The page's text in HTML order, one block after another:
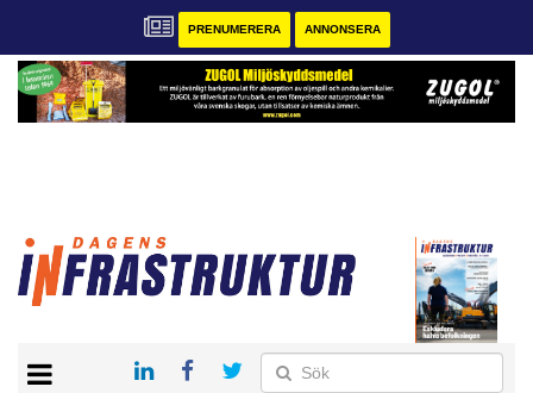
PRENUMERERA ANNONSERA